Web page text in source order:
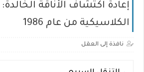
الكلاسيكية من عام 1986
نافذة إلى العقل